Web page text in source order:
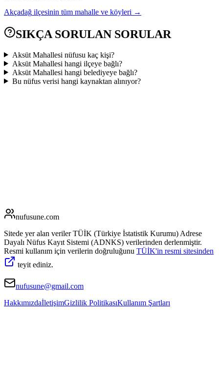
Akçadağ ilçesinin tüm mahalle ve köyleri →
SIKÇA SORULAN SORULAR
Aksüt Mahallesi nüfusu kaç kişi?
Aksüt Mahallesi hangi ilçeye bağlı?
Aksüt Mahallesi hangi belediyeye bağlı?
Bu nüfus verisi hangi kaynaktan alınıyor?
nufusune.com
Sitede yer alan veriler TÜİK (Türkiye İstatistik Kurumu) Adrese
Dayalı Nüfus Kayıt Sistemi (ADNKS) verilerinden derlenmiştir.
Resmi kullanım için verilerin doğruluğunu TÜİK'in resmi sitesinden
teyit ediniz.
nufusune@gmail.com
HakkımızdaİletişimGizlilik PolitikasıKullanım Şartları